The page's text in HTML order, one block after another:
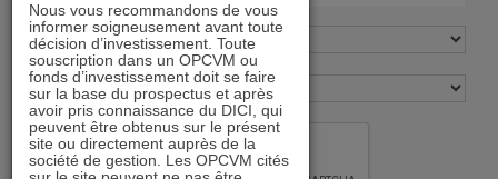
Nous vous recommandons de vous
informer soigneusement avant toute
décision d’investissement. Toute
souscription dans un OPCVM ou
fonds d’investissement doit se faire
sur la base du prospectus et après
avoir pris connaissance du DICI, qui
peuvent être obtenus sur le présent
site ou directement auprès de la
société de gestion. Les OPCVM cités